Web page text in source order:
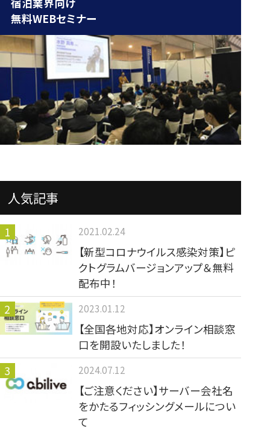
無料WEBセミナー
人気記事
2021.02.24
【新型コロナウイルス感染対策】ピ
クトグラムバージョンアップ＆無料
配布中！
2023.01.12
【全国各地対応】オンライン相談窓
口を開設いたしました！
2024.07.12
【ご注意ください】サーバー会社名
をかたるフィッシングメールについ
て